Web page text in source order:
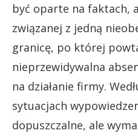
być oparte na faktach,
związanej z jedną
granicę, po której
nieprzewidywalna
na działanie firmy.
sytuacjach
dopuszczalne, ale